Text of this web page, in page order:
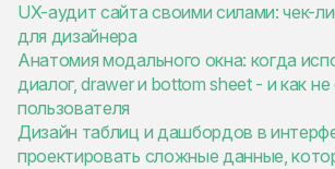
UX-аудит сайта своими силами: чек-
для дизайнера
Анатомия модального окна: когда
диалог, drawer и bottom sheet - и как
пользователя
Дизайн таблиц и дашбордов в
проектировать сложные данные,